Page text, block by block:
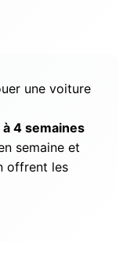
une voiture
à 4 semaines
semaine et
offrent les